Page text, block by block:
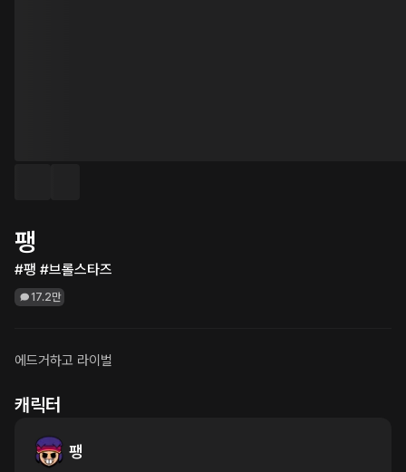
팽
#팽 #브롤스타즈
17.2만
에드거하고 라이벌
캐릭터
팽